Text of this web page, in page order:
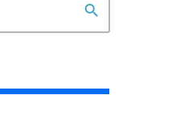
search